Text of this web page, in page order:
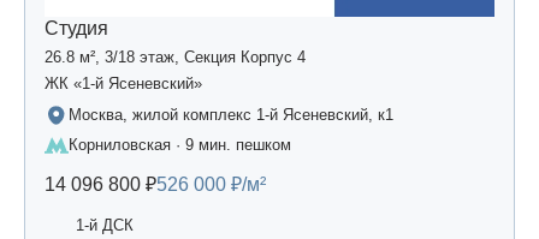
Студия
26.8 м², 3/18 этаж, Секция Корпус 4
ЖК «1-й Ясеневский»
Москва, жилой комплекс 1-й Ясеневский, к1
Корниловская · 9 мин. пешком
14 096 800 ₽526 000 ₽/м²
1-й ДСК